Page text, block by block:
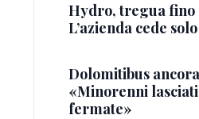
Hydro, tregua fino
L’azienda cede
Dolomitibus
«Minorenni
fermate»